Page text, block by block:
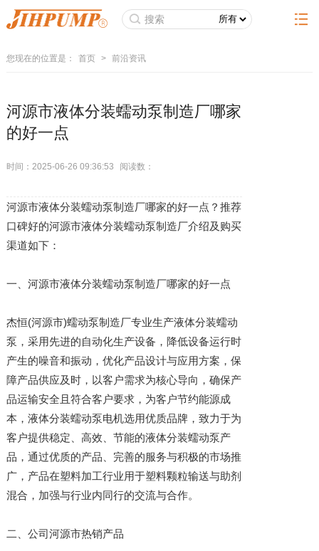
您现在的位置是： 首页 > 前沿资讯
河源市液体分装蠕动泵制造厂哪家
的好一点
时间：2025-06-26 09:36:53 阅读数：
河源市液体分装蠕动泵制造厂哪家的好一点？推荐
口碑好的河源市液体分装蠕动泵制造厂介绍及购买
渠道如下：
一、河源市液体分装蠕动泵制造厂哪家的好一点
杰恒(河源市)蠕动泵制造厂专业生产液体分装蠕动
泵，采用先进的自动化生产设备，降低设备运行时
产生的噪音和振动，优化产品设计与应用方案，保
障产品供应及时，以客户需求为核心导向，确保产
品运输安全且符合客户要求，为客户节约能源成
本，液体分装蠕动泵电机选用优质品牌，致力于为
客户提供稳定、高效、节能的液体分装蠕动泵产
品，通过优质的产品、完善的服务与积极的市场推
广，产品在塑料加工行业用于塑料颗粒输送与助剂
混合，加强与行业内同行的交流与合作。
二、公司河源市热销产品